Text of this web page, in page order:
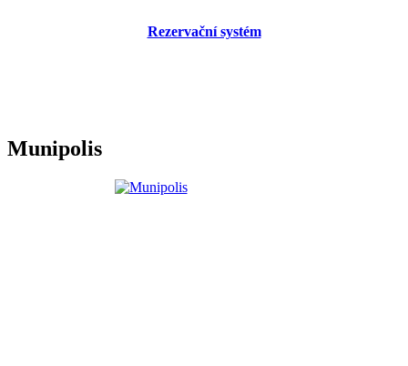
Rezervační systém
Munipolis